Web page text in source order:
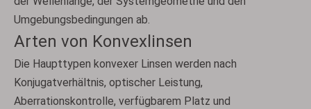
Umgebungsbedingungen ab.
Arten von Konvexlinsen
Die Haupttypen konvexer Linsen werden nach
Konjugatverhältnis, optischer Leistung,
Aberrationskontrolle, verfügbarem Platz und